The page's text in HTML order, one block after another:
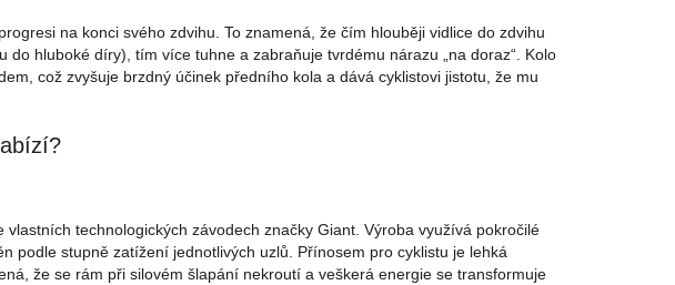
na konci svého zdvihu. To znamená, že čím hlouběji vidlice do zdvihu
hluboké díry), tím více tuhne a zabraňuje tvrdému nárazu „na doraz“. Kolo
což zvyšuje brzdný účinek předního kola a dává cyklistovi jistotu, že mu
technologických závodech značky Giant. Výroba využívá pokročilé
podle stupně zatížení jednotlivých uzlů. Přínosem pro cyklistu je lehká
že se rám při silovém šlapání nekroutí a veškerá energie se transformuje